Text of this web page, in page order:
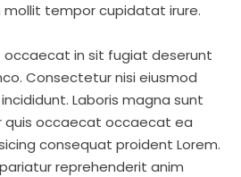
tempor cupidatat irure.
occaecat in sit fugiat deserunt
Consectetur nisi eiusmod
Laboris magna sunt
quis occaecat occaecat ea
consequat proident Lorem.
reprehenderit anim